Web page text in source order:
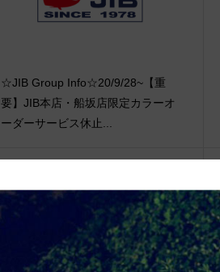
☆JIB Group Info☆20/9/28~【重
要】JIB本店・船坂店限定カラーオ
ーダーサービス休止...